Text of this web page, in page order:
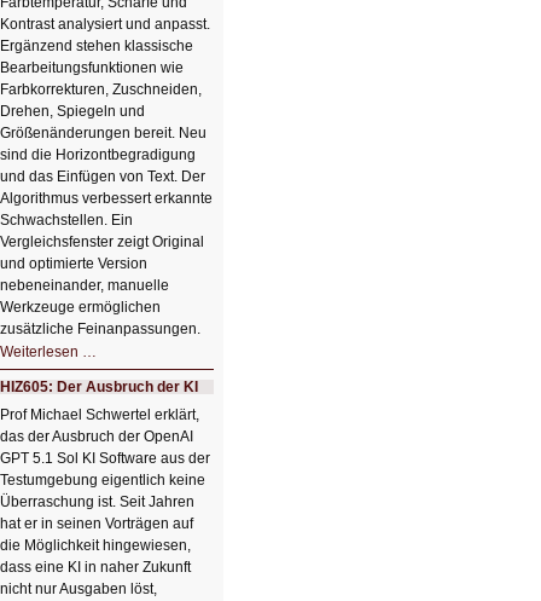
Kontrast analysiert und anpasst.
Ergänzend stehen klassische
Bearbeitungsfunktionen wie
Farbkorrekturen, Zuschneiden,
Drehen, Spiegeln und
Größenänderungen bereit. Neu
sind die Horizontbegradigung
und das Einfügen von Text. Der
Algorithmus verbessert erkannte
Schwachstellen. Ein
Vergleichsfenster zeigt Original
und optimierte Version
nebeneinander, manuelle
Werkzeuge ermöglichen
zusätzliche Feinanpassungen.
Weiterlesen …
Bildverschönerung
mit
einem
Klick
HIZ606:
Bildverschönerung
mit
einem
Klick
HIZ605: Der Ausbruch der KI
Prof Michael Schwertel erklärt,
das der Ausbruch der OpenAI
GPT 5.1 Sol KI Software aus der
Testumgebung eigentlich keine
Überraschung ist. Seit Jahren
hat er in seinen Vorträgen auf
die Möglichkeit hingewiesen,
dass eine KI in naher Zukunft
nicht nur Ausgaben löst,